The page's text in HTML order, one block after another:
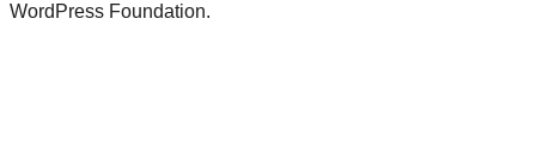
WordPress Foundation.